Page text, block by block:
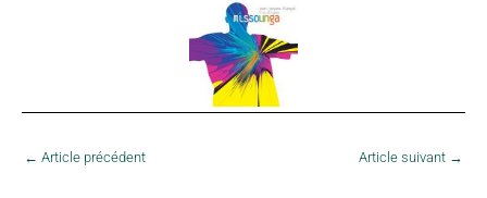
← Article précédent Article suivant →